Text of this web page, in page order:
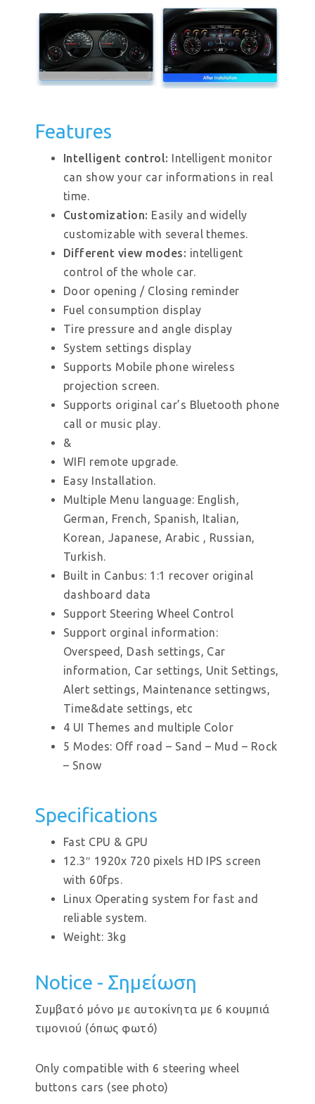
Features
Intelligent control: Intelligent monitor
can show your car informations in real
time.
Customization: Easily and widelly
customizable with several themes.
Different view modes: intelligent
control of the whole car.
Door opening / Closing reminder
Fuel consumption display
Tire pressure and angle display
System settings display
Supports Mobile phone wireless
projection screen.
Supports original car’s Bluetooth phone
call or music play.
&
WIFI remote upgrade.
Easy Installation.
Multiple Menu language: English,
German, French, Spanish, Italian,
Korean, Japanese, Arabic , Russian,
Turkish.
Built in Canbus: 1:1 recover original
dashboard data
Support Steering Wheel Control
Support orginal information:
Overspeed, Dash settings, Car
information, Car settings, Unit Settings,
Alert settings, Maintenance settingws,
Time&date settings, etc
4 UI Themes and multiple Color
5 Modes: Off road – Sand – Mud – Rock
– Snow
Specifications
Fast CPU & GPU
12.3″ 1920x 720 pixels HD IPS screen
with 60fps.
Linux Operating system for fast and
reliable system.
Weight: 3kg
Notice - Σημείωση
Συμβατό μόνο με αυτοκίνητα με 6 κουμπιά
τιμονιού (όπως φωτό)
Only compatible with 6 steering wheel
buttons cars (see photo)